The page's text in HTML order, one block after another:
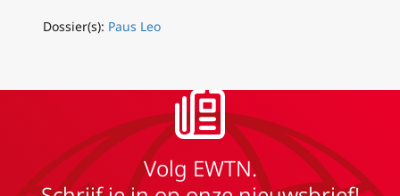
Dossier(s): Paus Leo
Volg EWTN.